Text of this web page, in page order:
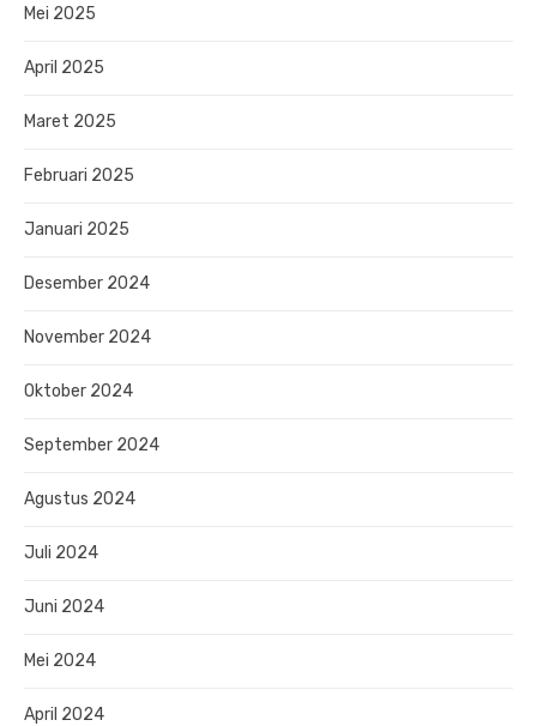
Mei 2025
April 2025
Maret 2025
Februari 2025
Januari 2025
Desember 2024
November 2024
Oktober 2024
September 2024
Agustus 2024
Juli 2024
Juni 2024
Mei 2024
April 2024